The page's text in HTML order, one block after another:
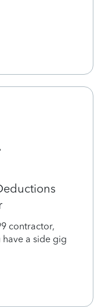
contractor,
a side gig